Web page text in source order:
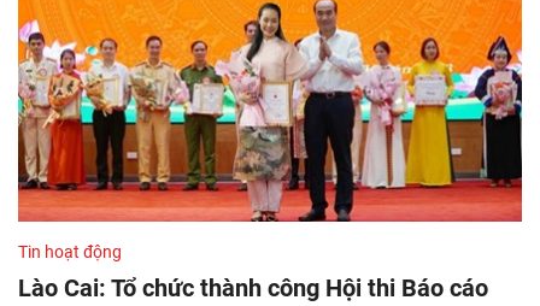
Tin hoạt động
Lào Cai: Tổ chức thành công Hội thi Báo cáo